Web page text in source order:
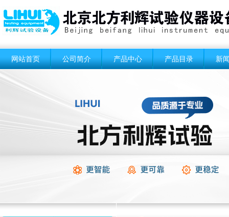
网站首页 公司简介 产品中心 产品目录 新